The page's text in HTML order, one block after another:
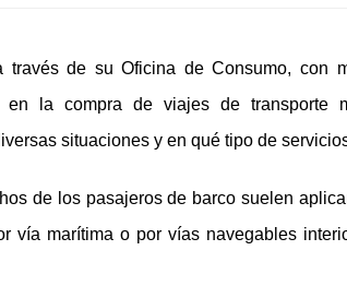
través de su Oficina de Consumo, con
la compra de viajes de transporte
situaciones y en qué tipo de
de los pasajeros de barco suelen
vía marítima o por vías navegables